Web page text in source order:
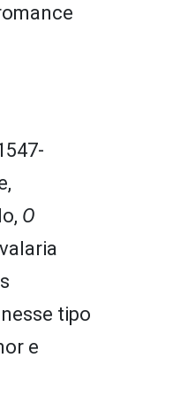
O
tipo
e